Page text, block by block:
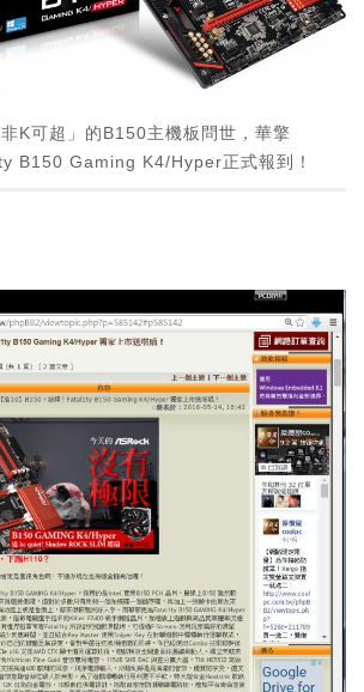
K可超」的B150主機板問世，華擎
B150 Gaming K4/Hyper正式報到！